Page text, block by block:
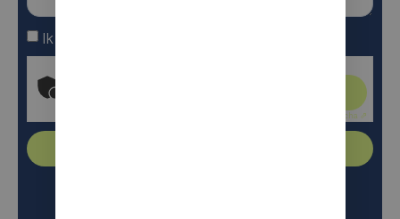
Ik ga akkoord met de algemene voorwaarden
Captcha ⇗